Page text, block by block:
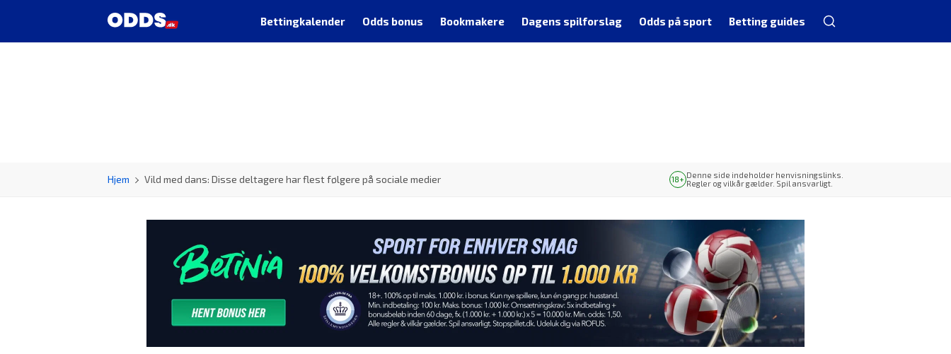
Bettingkalender Odds bonus Bookmakere Dagens spilforslag Odds på sport Betting guides
Hjem Vild med dans: Disse deltagere har flest følgere på sociale medier
Denne side indeholder henvisningslinks.
Regler og vilkår gælder. Spil ansvarligt.